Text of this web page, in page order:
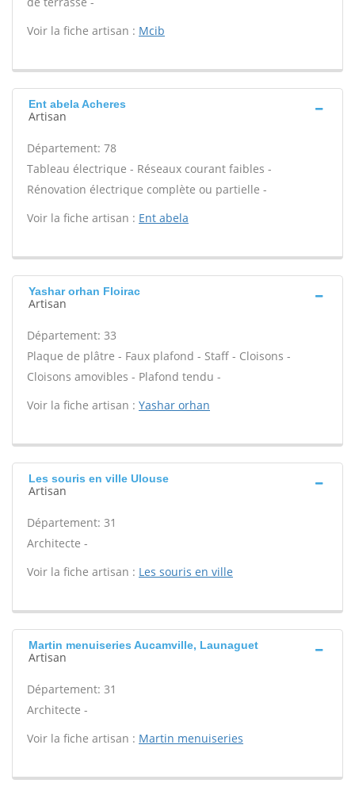
Voir la fiche artisan : Mcib
Ent abela Acheres
Artisan
Département: 78
Tableau électrique - Réseaux courant faibles -
Rénovation électrique complète ou partielle -
Voir la fiche artisan : Ent abela
Yashar orhan Floirac
Artisan
Département: 33
Plaque de plâtre - Faux plafond - Staff - Cloisons -
Cloisons amovibles - Plafond tendu -
Voir la fiche artisan : Yashar orhan
Les souris en ville Ulouse
Artisan
Département: 31
Architecte -
Voir la fiche artisan : Les souris en ville
Martin menuiseries Aucamville, Launaguet
Artisan
Département: 31
Architecte -
Voir la fiche artisan : Martin menuiseries